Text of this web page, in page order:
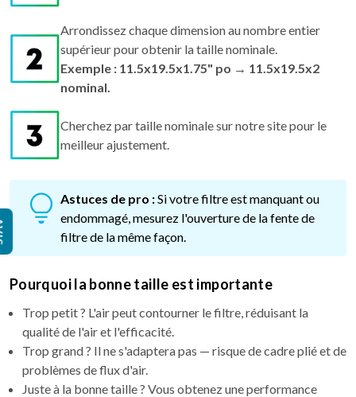
Arrondissez chaque dimension au nombre entier
supérieur pour obtenir la taille nominale.
Exemple : 11.5x19.5x1.75" po → 11.5x19.5x2
nominal.
Cherchez par taille nominale sur notre site pour le
meilleur ajustement.
Astuces de pro :Si votre filtre est manquant ou
endommagé, mesurez l'ouverture de la fente de
filtre de la même façon.
Pourquoi la bonne taille est importante
Trop petit ? L'air peut contourner le filtre, réduisant la
qualité de l'air et l'efficacité.
Trop grand ? Il ne s'adaptera pas — risque de cadre plié et de
problèmes de flux d'air.
Juste à la bonne taille ? Vous obtenez une performance